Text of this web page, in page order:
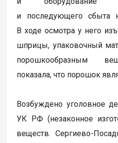
и последующего сбыта
В ходе осмотра у него
шприцы, упаковочный
порошкообразным
показала, что порошок
Возбуждено уголовное
УК РФ (незаконное
веществ. Сергиево-